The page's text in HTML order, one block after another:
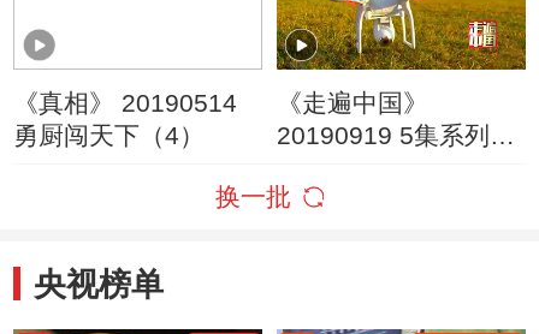
《真相》 20190514
勇厨闯天下（4）
《走遍中国》
20190919 5集系列片
机器人总动员
换一批
央视榜单